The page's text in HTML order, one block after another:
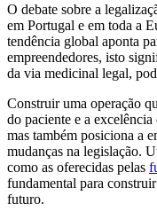
O debate sobre a
em Portugal e em toda a
tendência global aponta
empreendedores, isto
da via medicinal legal,
Construir uma operação
do paciente e a
mas também posiciona a
mudanças na legislação.
como as oferecidas pelas
fundamental para
futuro.